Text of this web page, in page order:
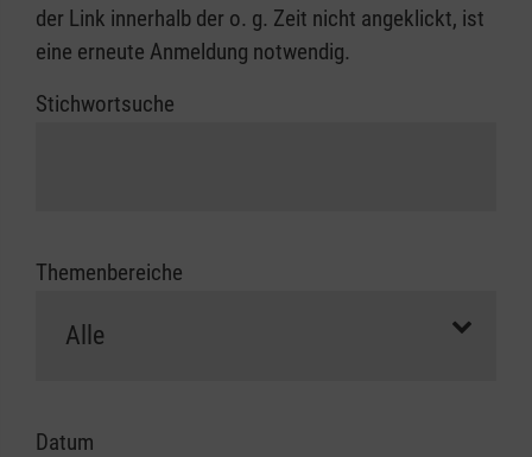
der Link innerhalb der o. g. Zeit nicht angeklickt, ist
eine erneute Anmeldung notwendig.
Stichwortsuche
Themenbereiche
Datum